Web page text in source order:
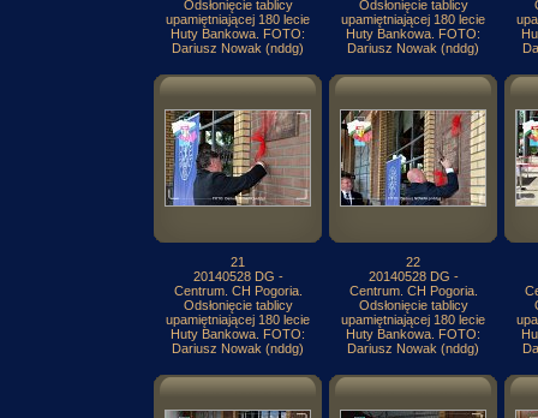
Odsłonięcie tablicy
upamiętniającej 180 lecie
Huty Bankowa. FOTO:
Dariusz Nowak (nddg)
Odsłonięcie tablicy
upamiętniającej 180 lecie
Huty Bankowa. FOTO:
Dariusz Nowak (nddg)
21
20140528 DG -
Centrum. CH Pogoria.
Odsłonięcie tablicy
upamiętniającej 180 lecie
Huty Bankowa. FOTO:
Dariusz Nowak (nddg)
22
20140528 DG -
Centrum. CH Pogoria.
Odsłonięcie tablicy
upamiętniającej 180 lecie
Huty Bankowa. FOTO:
Dariusz Nowak (nddg)